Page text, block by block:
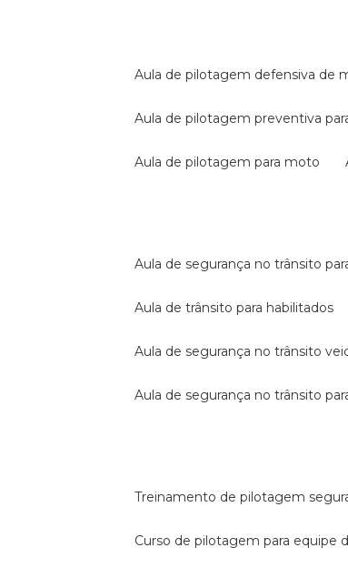
aula de pilotagem defensiva de
aula de pilotagem preventiva
aula de pilotagem para moto
aula de segurança no trânsito
aula de trânsito para habilitados
aula de segurança no trânsito
aula de segurança no trânsito
treinamento de pilotagem
curso de pilotagem para equipe